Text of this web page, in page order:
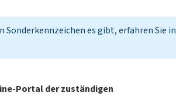
Sonderkennzeichen es gibt, erfahren Sie in
Portal der zuständigen